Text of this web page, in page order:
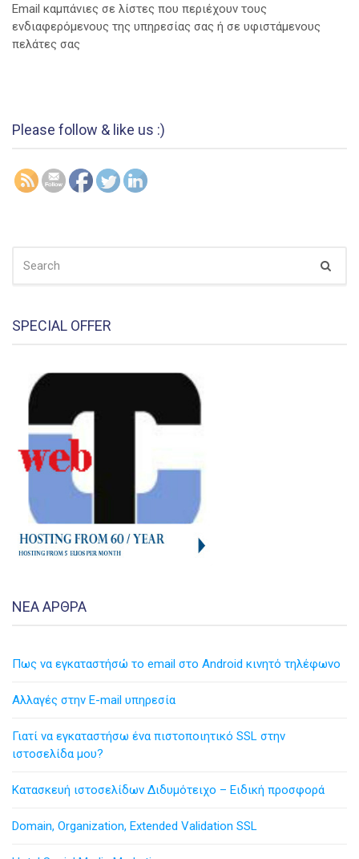
Email καμπάνιες σε λίστες που περιέχουν τους
ενδιαφερόμενους της υπηρεσίας σας ή σε υφιστάμενους
πελάτες σας
Please follow & like us :)
FOR:
SPECIAL OFFER
ΝΕΑ ΑΡΘΡΑ
Πως να εγκαταστήσώ το email στο Android κινητό τηλέφωνο
Αλλαγές στην Ε-mail υπηρεσία
Γιατί να εγκαταστήσω ένα πιστοποιητικό SSL στην
ιστοσελίδα μου?
Κατασκευή ιστοσελίδων Διδυμότειχο – Ειδική προσφορά
Domain, Organization, Extended Validation SSL